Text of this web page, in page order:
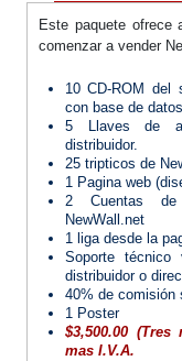
Este paquete ofrece
comenzar a vender
10 CD-ROM del
con base de
5 Llaves de
distribuidor.
25 tripticos de
1 Pagina web
2 Cuentas de
NewWall.net
1 liga desde la
Soporte
distribuidor o
40% de comisión
1 Poster
$3,500.00
mas I.V.A.